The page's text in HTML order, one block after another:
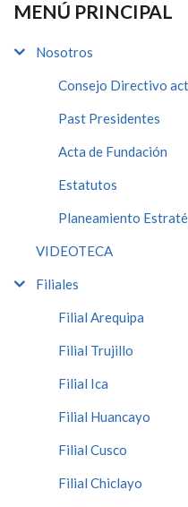
MENÚ PRINCIPAL
Nosotros
Consejo Directivo
Past Presidentes
Acta de Fundación
Estatutos
Planeamiento
VIDEOTECA
Filiales
Filial Arequipa
Filial Trujillo
Filial Ica
Filial Huancayo
Filial Cusco
Filial Chiclayo